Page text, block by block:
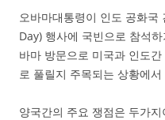
오바마대통령이 인도 공화
Day) 행사에 국빈으로 참석
바마 방문으로 미국과 인도
로 풀릴지 주목되는 상황에
양국간의 주요 쟁점은 두가